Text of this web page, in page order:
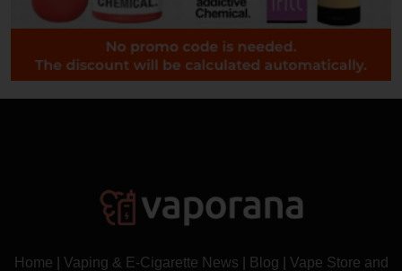
Home Vaping & E-Cigarette News Blog Vape Store and